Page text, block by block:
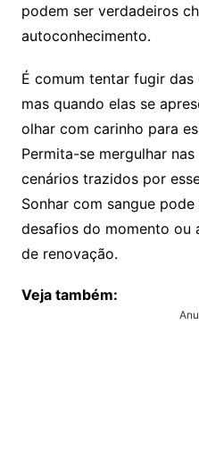
podem ser verdadeiros
autoconhecimento.
É comum tentar fugir das
mas quando elas se
olhar com carinho para
Permita-se mergulhar
cenários trazidos por
Sonhar com sangue
desafios do momento ou
de renovação.
Veja também: